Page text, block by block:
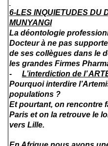
6-LES INQUIETUDES DU
MUNYANGI
La déontologie
Docteur à ne pas
de ses collègues dans le
les grandes Firmes
-
L’interdiction de l’
Pourquoi interdire
populations ?
Et pourtant, on rencontre
Paris et on la retrouve le
vers Lille.